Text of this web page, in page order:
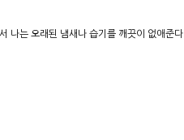
나는 오래된 냄새나 습기를 깨끗이 없애준다.